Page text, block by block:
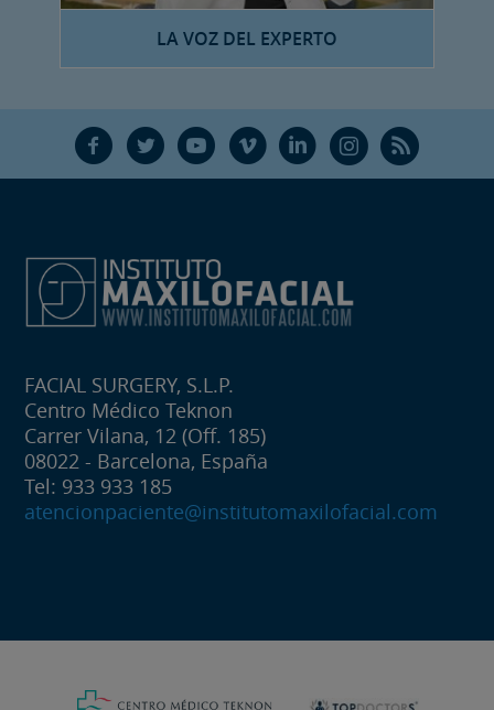
LA VOZ DEL EXPERTO
F T Y V L Ñ R
FACIAL SURGERY, S.L.P.
Centro Médico Teknon
Carrer Vilana, 12 (Off. 185)
08022 - Barcelona, España
Tel: 933 933 185
atencionpaciente@institutomaxilofacial.com